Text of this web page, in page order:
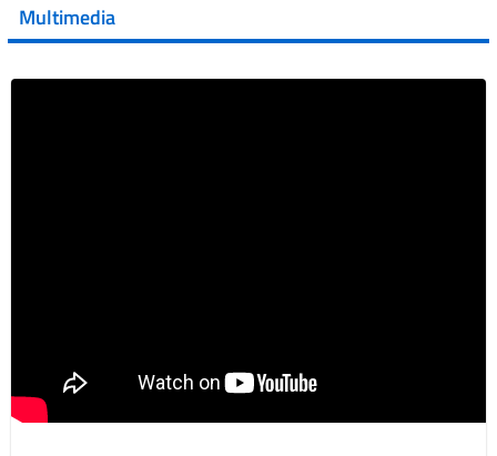
Vai al post →
Multimedia